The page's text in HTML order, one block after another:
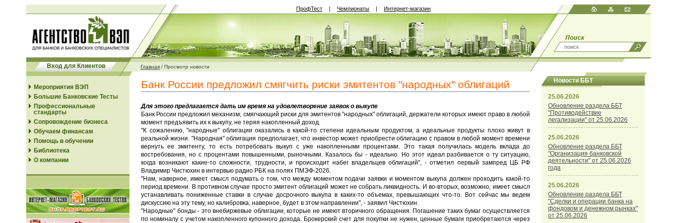
ПрофТест | Чемпионаты | Интернет-магазин
Вход для Клиентов Главная / Просмотр новости
Мероприятия ВЭП
Большие Банковские Тесты
Профессиональные
стандарты
Сопровождение бизнеса
Обучаем финансам
Помощь в обучении
Библиотека
О компании
Банк России предложил смягчить риски эмитентов "народных" облигаций
Для этого предлагается дать им время на удовлетворение заявок о выкупе
Банк России предложил механизм, смягчающий риски для эмитентов "народных" облигаций, держатели которых имеют право в любой
момент предъявить их к выкупу, не теряя накопленный доход.
"К сожалению, "народные" облигации оказались в какой-то степени идеальным продуктом, а идеальные продукты плохо живут в
реальной жизни. "Народная" облигация предполагает, что инвестор может приобрести облигацию с правом в любой момент времени
вернуть ее эмитенту, то есть потребовать выкуп с уже накопленными процентами. Это такая получилась модель вклада до
востребования, но с процентами повышенными, рыночными. Казалось бы - идеально. Но этот идеал разбивается о ту ситуацию,
когда возникают какие-то сложности, трудности, и происходит набег владельцев облигаций", - отметил первый зампред ЦБ РФ
Владимир Чистюхин в интервью радио РБК на полях ПМЭФ-2026.
"Нам, наверное, имеет смысл подумать о том, что между моментом подачи заявки и моментом выкупа должен проходить какой-то
период времени. В противном случае просто эмитент облигаций может не собрать ликвидность. И во-вторых, возможно, имеет смысл
устанавливать пониженные ставки в случае досрочного выкупа в каких-то объемах, превышающих что-то. Вот сейчас мы ведем
дискуссию на эту тему, но калибровка, наверное, будет в этом направлении", - заявил Чистюхин.
"Народные" бонды - это внебиржевые облигации, которые не имеют вторичного обращения. Погашение таких бумаг осуществляется
по номиналу с учетом накопленного купонного дохода. Брокерский счет для покупки не нужен, ценные бумаги приобретаются через
Новости ББТ
25.06.2026
Обновление раздела ББТ
"Противодействие
легализации" от 25.06.2026
25.06.2026
Обновление раздела ББТ
"Организация банковской
деятельности" от 25.06.2026
года
25.06.2026
Обновление раздела ББТ
"Сделки и операции банка на
фондовом и денежном рынках"
от 25.06.2026